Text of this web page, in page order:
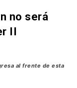
no será
II
al frente de esta